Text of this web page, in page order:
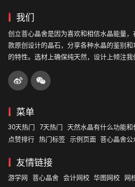
我们
创立菩心晶舍是因为喜欢和相信水晶能量
款原创设计的晶石，分享各种水晶的鉴别
的特性。选材上确保纯天然，设计上倾注我
菜单
30天热门 7天热门 天然水晶有什么功能和
点赞排行 热门标签 示例页面 菩心晶舍公
友情链接
游学网 菩心晶舍 会计网校 华图网校 网